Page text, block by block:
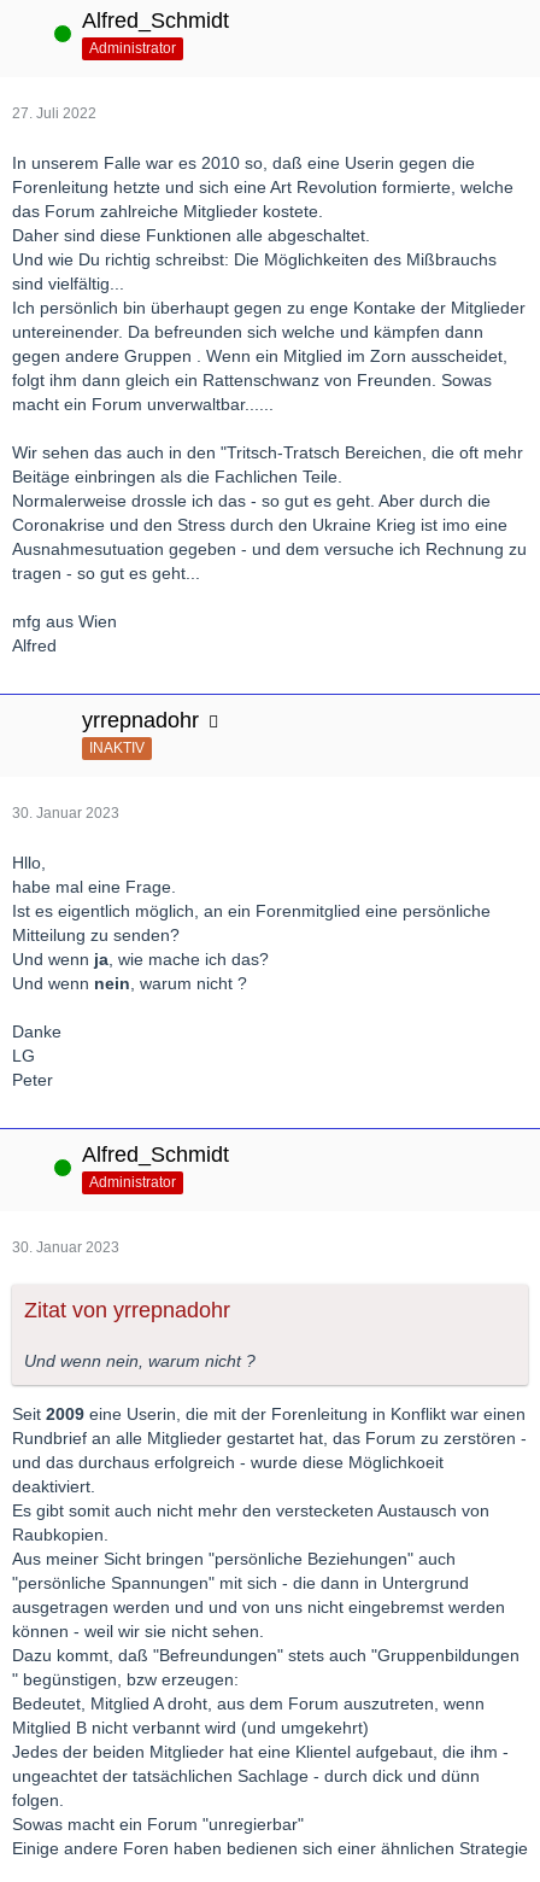
Online Alfred_Schmidt
Administrator
27. Juli 2022
In unserem Falle war es 2010 so, daß eine Userin gegen die
Forenleitung hetzte und sich eine Art Revolution formierte, welche
das Forum zahlreiche Mitglieder kostete.
Daher sind diese Funktionen alle abgeschaltet.
Und wie Du richtig schreibst: Die Möglichkeiten des Mißbrauchs
sind vielfältig...
Ich persönlich bin überhaupt gegen zu enge Kontake der Mitglieder
untereinender. Da befreunden sich welche und kämpfen dann
gegen andere Gruppen . Wenn ein Mitglied im Zorn ausscheidet,
folgt ihm dann gleich ein Rattenschwanz von Freunden. Sowas
macht ein Forum unverwaltbar......
Wir sehen das auch in den "Tritsch-Tratsch Bereichen, die oft mehr
Beitäge einbringen als die Fachlichen Teile.
Normalerweise drossle ich das - so gut es geht. Aber durch die
Coronakrise und den Stress durch den Ukraine Krieg ist imo eine
Ausnahmesutuation gegeben - und dem versuche ich Rechnung zu
tragen - so gut es geht...
mfg aus Wien
Alfred
yrrepnadohr
INAKTIV
30. Januar 2023
Hllo,
habe mal eine Frage.
Ist es eigentlich möglich, an ein Forenmitglied eine persönliche
Mitteilung zu senden?
Und wenn ja , wie mache ich das?
Und wenn nein , warum nicht ?
Danke
LG
Peter
Online Alfred_Schmidt
Administrator
30. Januar 2023
Zitat von yrrepnadohr
Und wenn nein, warum nicht ?
Seit 2009 eine Userin, die mit der Forenleitung in Konflikt war einen
Rundbrief an alle Mitglieder gestartet hat, das Forum zu zerstören -
und das durchaus erfolgreich - wurde diese Möglichkoeit
deaktiviert.
Es gibt somit auch nicht mehr den verstecketen Austausch von
Raubkopien.
Aus meiner Sicht bringen "persönliche Beziehungen" auch
"persönliche Spannungen" mit sich - die dann in Untergrund
ausgetragen werden und und von uns nicht eingebremst werden
können - weil wir sie nicht sehen.
Dazu kommt, daß "Befreundungen" stets auch "Gruppenbildungen
" begünstigen, bzw erzeugen:
Bedeutet, Mitglied A droht, aus dem Forum auszutreten, wenn
Mitglied B nicht verbannt wird (und umgekehrt)
Jedes der beiden Mitglieder hat eine Klientel aufgebaut, die ihm -
ungeachtet der tatsächlichen Sachlage - durch dick und dünn
folgen.
Sowas macht ein Forum "unregierbar"
Einige andere Foren haben bedienen sich einer ähnlichen Strategie